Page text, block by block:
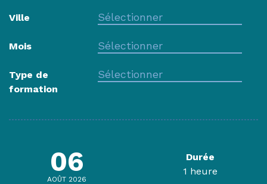
Ville
Mois
Type de
formation
06
AOÛT 2026
Durée
1 heure